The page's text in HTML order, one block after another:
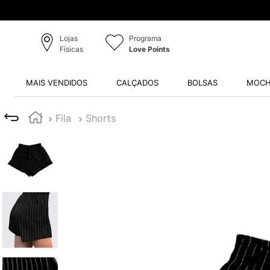
Lojas
Físicas
Programa
Love Points
MAIS VENDIDOS CALÇADOS BOLSAS
Fila Shorts